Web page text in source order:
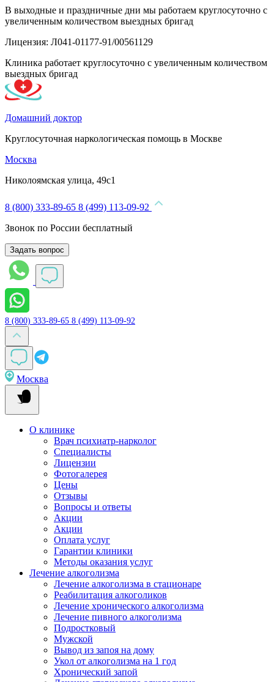
В выходные и праздничные дни мы работаем круглосуточно с
увеличенным количеством выездных бригад
Лицензия: Л041-01177-91/00561129
Клиника работает круглосуточно с увеличенным количеством
выездных бригад
Домашний доктор
Круглосуточная наркологическая помощь в Москве
Москва
Николоямская улица, 49с1
8 (800) 333-89-65 8 (499) 113-09-92
Звонок по России бесплатный
Задать вопрос
8 (800) 333-89-65 8 (499) 113-09-92
Москва
О клинике
Врач психиатр-нарколог
Специалисты
Лицензии
Фотогалерея
Цены
Отзывы
Вопросы и ответы
Акции
Акции
Оплата услуг
Гарантии клиники
Методы оказания услуг
Лечение алкоголизма
Лечение алкоголизма в стационаре
Реабилитация алкоголиков
Лечение хронического алкоголизма
Лечение пивного алкоголизма
Подростковый
Мужской
Вывод из запоя на дому
Укол от алкоголизма на 1 год
Хронический запой